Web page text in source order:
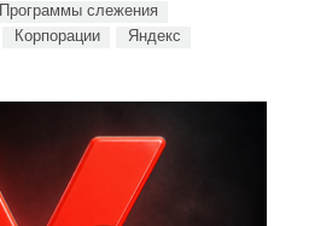
Программы слежения
Корпорации Яндекс